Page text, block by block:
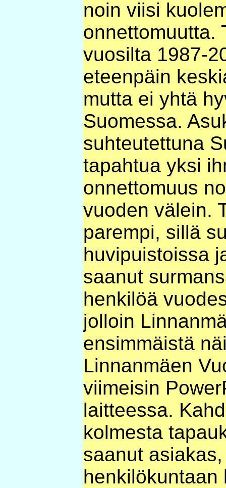
noin viisi
onnettomuutta.
vuosilta 1987-
eteenpäin
mutta ei yhtä
Suomessa.
suhteutettuna
tapahtua yksi
onnettomuus
vuoden välein.
parempi, sillä
huvipuistoissa
saanut
henkilöä
jolloin
ensimmäistä
Linnanmäen
viimeisin
laitteessa.
kolmesta
saanut
henkilökuntaan